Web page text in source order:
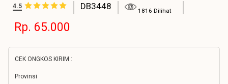
4.5 DB3448 1816 Dilihat
Rp. 65.000
CEK ONGKOS KIRIM :
Provinsi